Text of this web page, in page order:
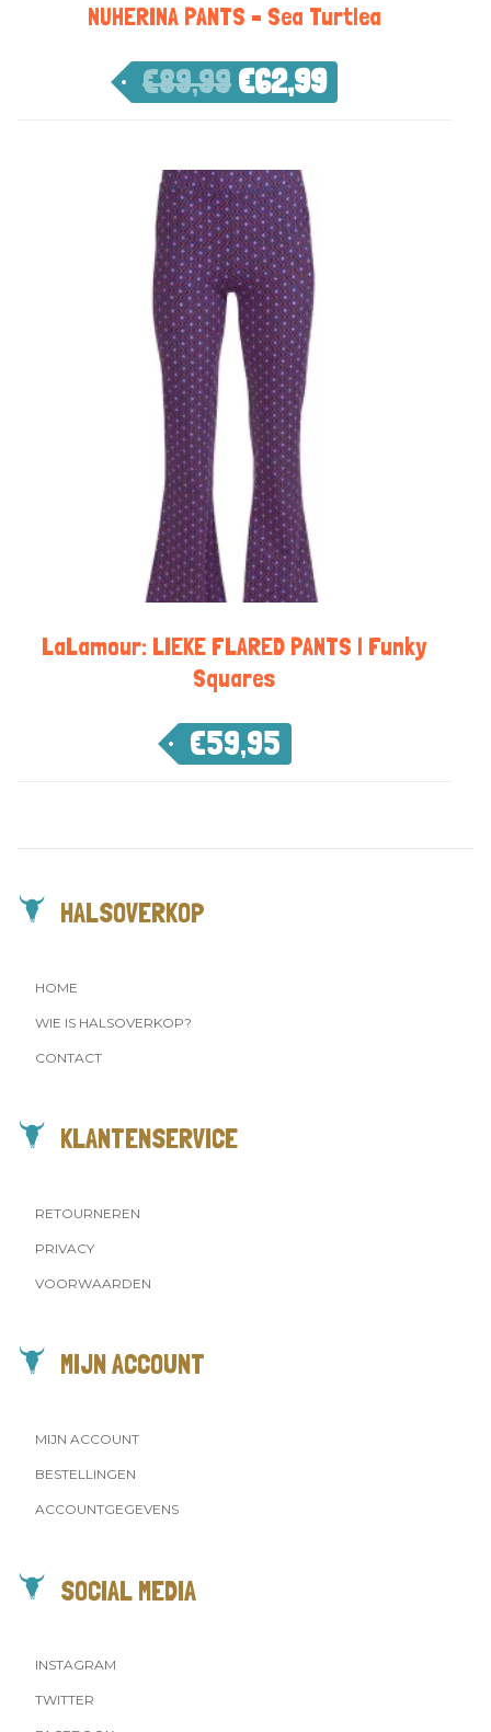
NUHERINA PANTS – Sea Turtlea
€89,99 €62,99
LaLamour: LIEKE FLARED PANTS | Funky
Squares
€59,95
HALSOVERKOP
HOME
WIE IS HALSOVERKOP?
CONTACT
KLANTENSERVICE
RETOURNEREN
PRIVACY
VOORWAARDEN
MIJN ACCOUNT
MIJN ACCOUNT
BESTELLINGEN
ACCOUNTGEGEVENS
SOCIAL MEDIA
INSTAGRAM
TWITTER